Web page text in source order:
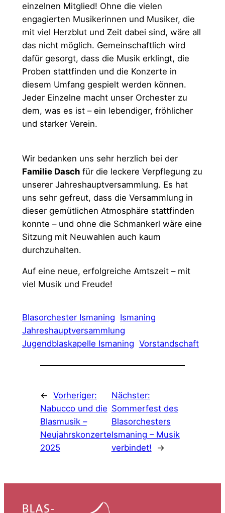
einzelnen Mitglied! Ohne die vielen
engagierten Musikerinnen und Musiker, die
mit viel Herzblut und Zeit dabei sind, wäre all
das nicht möglich. Gemeinschaftlich wird
dafür gesorgt, dass die Musik erklingt, die
Proben stattfinden und die Konzerte in
diesem Umfang gespielt werden können.
Jeder Einzelne macht unser Orchester zu
dem, was es ist – ein lebendiger, fröhlicher
und starker Verein.
Wir bedanken uns sehr herzlich bei der
Familie Daschfür die leckere Verpflegung zu
unserer Jahreshauptversammlung. Es hat
uns sehr gefreut, dass die Versammlung in
dieser gemütlichen Atmosphäre stattfinden
konnte – und ohne die Schmankerl wäre eine
Sitzung mit Neuwahlen auch kaum
durchzuhalten.
Auf eine neue, erfolgreiche Amtszeit – mit
viel Musik und Freude!
Blasorchester Ismaning Ismaning
Jahreshauptversammlung
Jugendblaskapelle Ismaning Vorstandschaft
← Vorheriger:
Nabucco und die
Blasmusik –
Neujahrskonzerte
2025
Nächster:
Sommerfest des
Blasorchesters
Ismaning – Musik
verbindet!
→